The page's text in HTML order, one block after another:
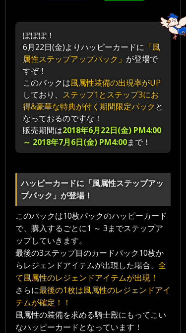
ぽぽぽ！
6月22日(金)よりハッピーカードに 「風
属性ステップアップパック」 が登場で
すぞ！
このパックは風属性装備の出現率がUP
しており、 ステップ1とステップ3にお
得&豪華な特典が付く期間限定パック と
なっておるのですな！
販売期間は2018年6月22日(金) PM4:00
～ 2018年7月6日(金) PM4:00まで！
ハッピーカードに「風属性ステップアッ
プパック」が登場！
このパックは10枚パックのハッピーカード
で、購入するごとに1 ～ 3までステップア
ップしていきます。
最後の3ステップ目のカードパック10枚か
らレジェンドアイテムが出現した場合、 全
て風属性のレジェンドアイテムが出現！
さらに最後の1枚は風属性のレジェンドアイ
テムが確定！！
風属性の装備を求める騎士殿にもってこい
なハッピーカードとなっています！